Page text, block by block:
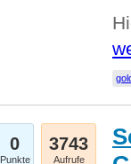
0
Punkte
3743
Aufrufe